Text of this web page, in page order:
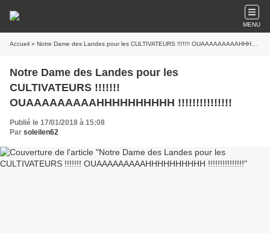
MENU
Accueil » Notre Dame des Landes pour les CULTIVATEURS !!!!!!! OUAAAAAAAAAHHHHHHHHHH !!!!!!!!!!!!!!!
Notre Dame des Landes pour les
CULTIVATEURS !!!!!!!
OUAAAAAAAAAHHHHHHHHHH !!!!!!!!!!!!!!!
Publié le 17/01/2018 à 15:08
Par soleilen62